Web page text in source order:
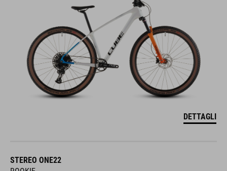
DETTAGLI
STEREO ONE22
ROOKIE